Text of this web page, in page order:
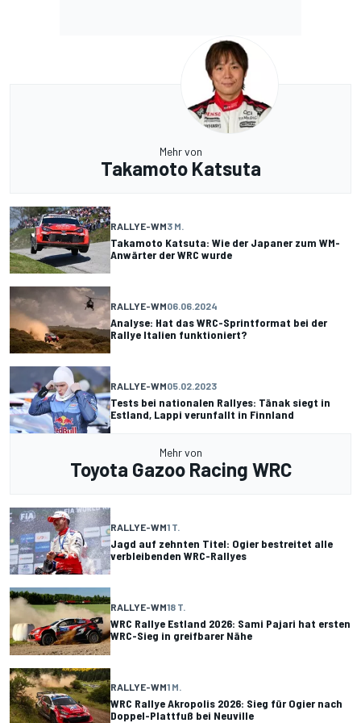
Mehr von
Takamoto Katsuta
RALLYE-WM3 M.
Takamoto Katsuta: Wie der Japaner zum WM-
Anwärter der WRC wurde
RALLYE-WM06.06.2024
Analyse: Hat das WRC-Sprintformat bei der
Rallye Italien funktioniert?
RALLYE-WM05.02.2023
Tests bei nationalen Rallyes: Tänak siegt in
Estland, Lappi verunfallt in Finnland
Mehr von
Toyota Gazoo Racing WRC
RALLYE-WM1 T.
Jagd auf zehnten Titel: Ogier bestreitet alle
verbleibenden WRC-Rallyes
RALLYE-WM18 T.
WRC Rallye Estland 2026: Sami Pajari hat ersten
WRC-Sieg in greifbarer Nähe
RALLYE-WM1 M.
WRC Rallye Akropolis 2026: Sieg für Ogier nach
Doppel-Plattfuß bei Neuville